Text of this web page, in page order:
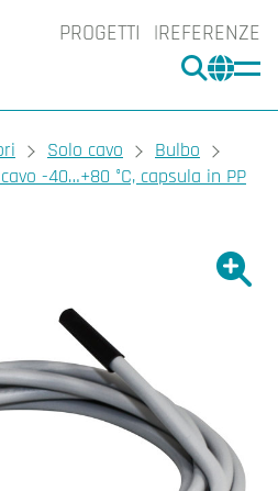
PROGETTI REFERENZE
CERCA
Solo cavo
Bulbo
-40…+80 °C, capsula in PP